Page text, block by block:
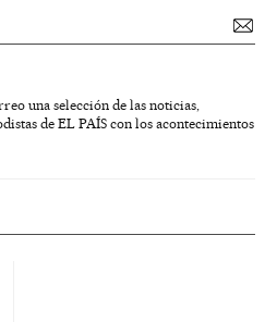
una selección de las noticias,
de EL PAÍS con los acontecimientos